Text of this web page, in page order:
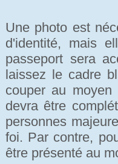
Une photo est
d'identité, mais
passeport sera
laissez le cadre
couper au
devra être
personnes
foi. Par contre,
être présenté au